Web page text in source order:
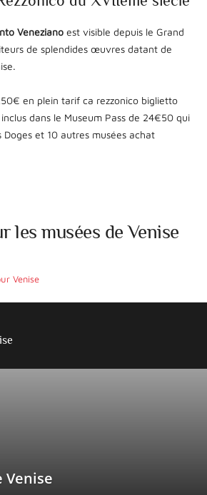
Veneziano est visible depuis le Grand
de splendides œuvres datant de
en plein tarif ca rezzonico biglietto
dans le Museum Pass de 24€50 qui
Doges et 10 autres musées achat
les musées de Venise
Venise